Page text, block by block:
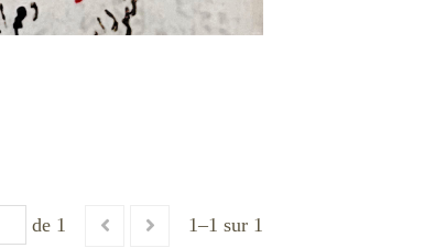
de 1 1–1 sur 1